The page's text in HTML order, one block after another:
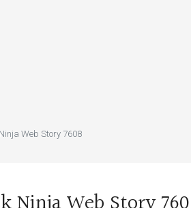
Web Story 7608